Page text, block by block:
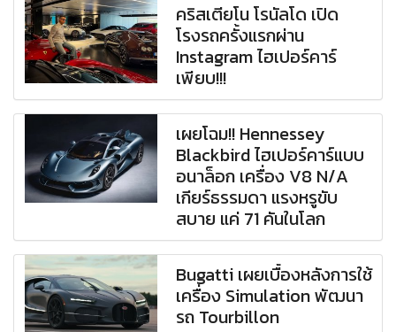
คริสเตียโน โรนัลโด เปิด
โรงรถครั้งแรกผ่าน
Instagram ไฮเปอร์คาร์
เพียบ!!!
เผยโฉม!! Hennessey
Blackbird ไฮเปอร์คาร์แบบ
อนาล็อก เครื่อง V8 N/A
เกียร์ธรรมดา แรงหรูขับ
สบาย แค่ 71 คันในโลก
Bugatti เผยเบื้องหลังการใช้
เครื่อง Simulation พัฒนา
รถ Tourbillon